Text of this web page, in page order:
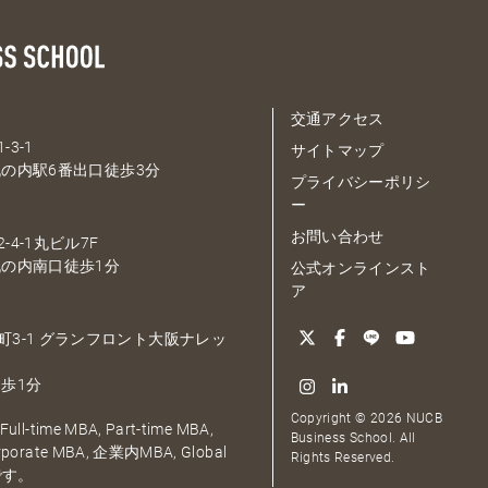
3-1
内駅6番出口徒歩3分
4-1丸ビル7F
内南口徒歩1分
3-1 グランフロント大阪ナレッ
1分
time MBA, Part-time MBA,
MBA, 企業内MBA, Global
。
交通アクセス
サイトマップ
プライバシーポリシ
ー
お問い合わせ
公式オンラインスト
ア
Copyright © 2026 NUCB
Business School. All
Rights Reserved.